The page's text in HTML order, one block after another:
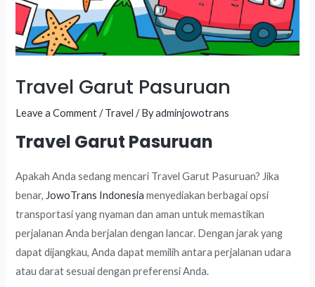
Travel Garut Pasuruan
Leave a Comment /Travel / Byadminjowotrans
Travel Garut Pasuruan
Apakah Anda sedang mencari Travel Garut Pasuruan? Jika
benar, JowoTrans Indonesia menyediakan berbagai opsi
transportasi yang nyaman dan aman untuk memastikan
perjalanan Anda berjalan dengan lancar. Dengan jarak yang
dapat dijangkau, Anda dapat memilih antara perjalanan udara
atau darat sesuai dengan preferensi Anda.